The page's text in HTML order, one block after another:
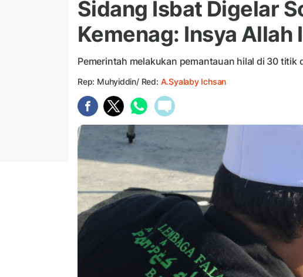
Sidang Isbat Digelar
Kemenag: Insya
Pemerintah melakukan pemantauan hilal di 30 titik
Rep: Muhyiddin/ Red: A.Syalaby Ichsan